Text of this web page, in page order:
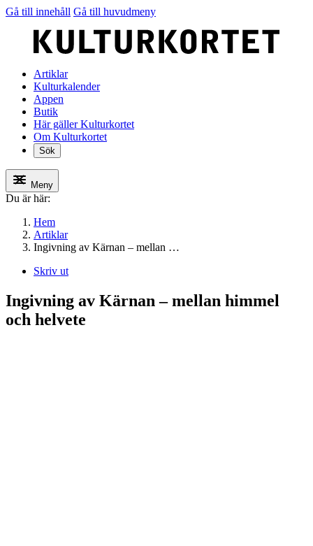
Gå till innehåll Gå till huvudmeny
Artiklar
Kulturkalender
Appen
Butik
Här gäller Kulturkortet
Om Kulturkortet
Sök
Meny
Du är här:
Hem
Artiklar
Ingivning av Kärnan – mellan …
Skriv ut
Ingivning av Kärnan – mellan himmel
och helvete